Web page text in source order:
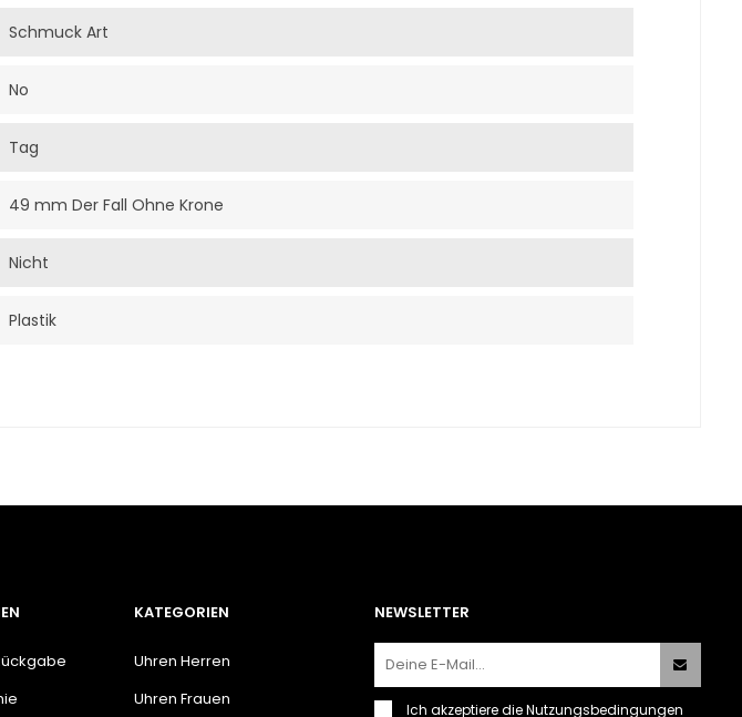
Schmuck Art
No
Tag
49 mm Der Fall Ohne Krone
Nicht
Plastik
KATEGORIEN
Uhren Herren
Uhren Frauen
NEWSLETTER
Ich akzeptieredie Nutzungsbedingungen